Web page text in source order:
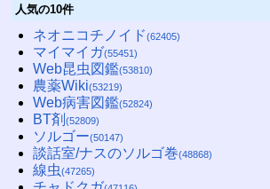
人気の10件
ネオニコチノイド(62405)
マイマイガ(55451)
Web昆虫図鑑(53810)
農薬Wiki(53219)
Web病害図鑑(52824)
BT剤 (52809)
ソルゴー(50147)
談話室/ナスのソルゴ巻(48868)
線虫(47265)